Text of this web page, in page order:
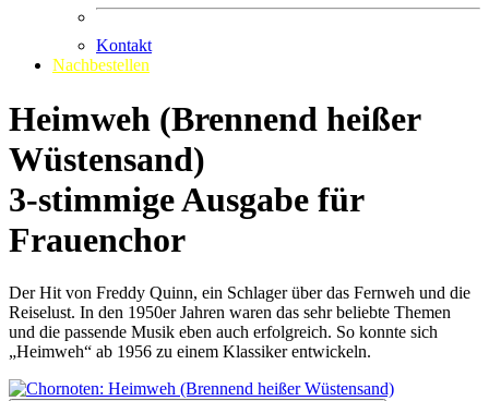
Kontakt
Nachbestellen
Heimweh (Brennend heißer
Wüstensand)
3-stimmige Ausgabe für
Frauenchor
Der Hit von Freddy Quinn, ein Schlager über das Fernweh und die
Reiselust. In den 1950er Jahren waren das sehr beliebte Themen
und die passende Musik eben auch erfolgreich. So konnte sich
„Heimweh“ ab 1956 zu einem Klassiker entwickeln.